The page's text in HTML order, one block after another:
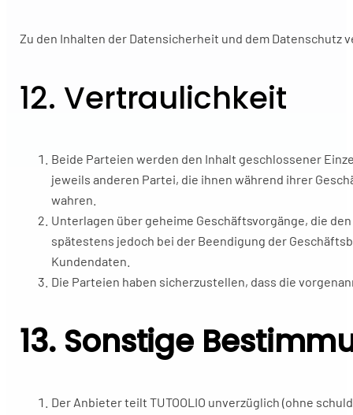
Zu den Inhalten der Datensicherheit und dem Datenschutz
12. Vertraulichkeit
Beide Parteien werden den Inhalt geschlossener
jeweils anderen Partei, die ihnen während ihrer
wahren.
Unterlagen über geheime Geschäftsvorgänge, die
spätestens jedoch bei der Beendigung der
Kundendaten.
Die Parteien haben sicherzustellen, dass die
13. Sonstige
Der Anbieter teilt TUTOOLIO unverzüglich (ohne